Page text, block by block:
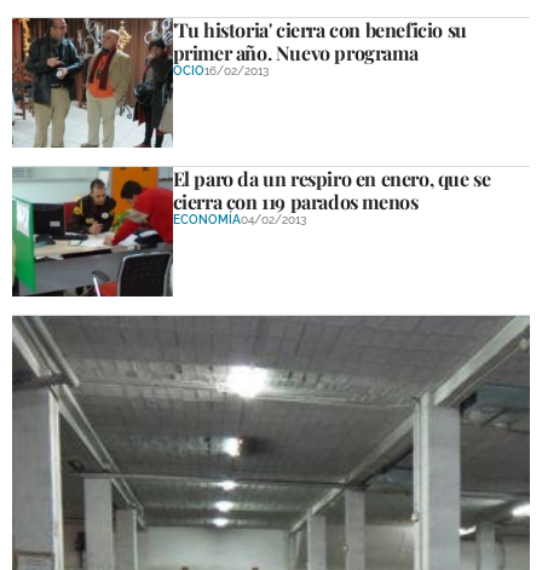
'Tu historia' cierra con beneficio su
primer año. Nuevo programa
OCIO16/02/2013
El paro da un respiro en enero, que se
cierra con 119 parados menos
ECONOMÍA04/02/2013